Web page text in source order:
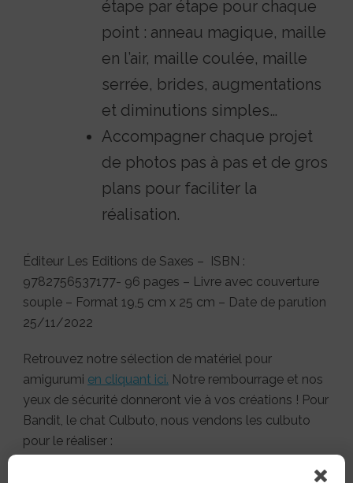
étape par étape pour chaque
point : anneau magique, maille
en l’air, maille coulée, maille
serrée, brides, augmentations
et diminutions simples…
Accompagner chaque projet
de photos pas à pas et de gros
plans pour faciliter la
réalisation.
Éditeur Les Editions de Saxes – ISBN :
9782756537177- 96 pages – Livre avec couverture
souple – Format 19,5 cm x 25 cm – Date de parution
25/11/2022
Retrouvez notre sélection de matériel pour
amigurumi en cliquant ici. Notre rembourrage et nos
yeux de sécurité donneront vie à vos créations ! Pour
Bandit, le chat Culbuto, nous vendons les culbuto
pour le réaliser :